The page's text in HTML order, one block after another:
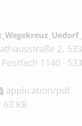
2,
1140 ·
application/pdf
KB